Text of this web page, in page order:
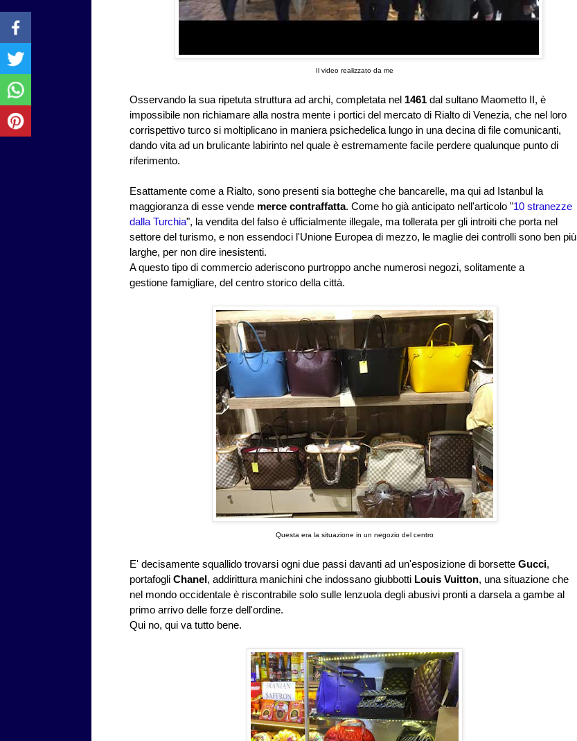
Il video realizzato da me
Osservando la sua ripetuta struttura ad archi, completata nel 1461 dal sultano Maometto II, è
impossibile non richiamare alla nostra mente i portici del mercato di Rialto di Venezia, che nel loro
corrispettivo turco si moltiplicano in maniera psichedelica lungo in una decina di file comunicanti,
dando vita ad un brulicante labirinto nel quale è estremamente facile perdere qualunque punto di
riferimento.
Esattamente come a Rialto, sono presenti sia botteghe che bancarelle, ma qui ad Istanbul la
maggioranza di esse vende merce contraffatta. Come ho già anticipato nell'articolo "10 stranezze
dalla Turchia", la vendita del falso è ufficialmente illegale, ma tollerata per gli introiti che porta nel
settore del turismo, e non essendoci l'Unione Europea di mezzo, le maglie dei controlli sono ben più
larghe, per non dire inesistenti.
A questo tipo di commercio aderiscono purtroppo anche numerosi negozi, solitamente a
gestione famigliare, del centro storico della città.
Questa era la situazione in un negozio del centro
E' decisamente squallido trovarsi ogni due passi davanti ad un'esposizione di borsette Gucci,
portafogli Chanel, addirittura manichini che indossano giubbotti Louis Vuitton, una situazione che
nel mondo occidentale è riscontrabile solo sulle lenzuola degli abusivi pronti a darsela a gambe al
primo arrivo delle forze dell'ordine.
Qui no, qui va tutto bene.